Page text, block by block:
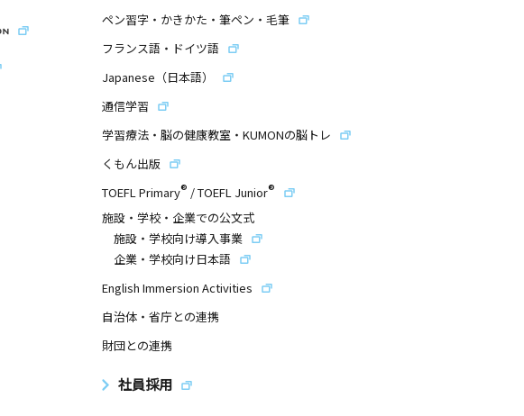
ペン習字・かきかた・筆ペン・毛筆
フランス語・ドイツ語
Japanese（日本語）
通信学習
学習療法・脳の健康教室・KUMONの脳トレ
くもん出版
TOEFL Primary® /TOEFL Junior®
施設・学校・企業での公文式
施設・学校向け導入事業
企業・学校向け日本語
English Immersion Activities
自治体・省庁との連携
財団との連携
社員採用